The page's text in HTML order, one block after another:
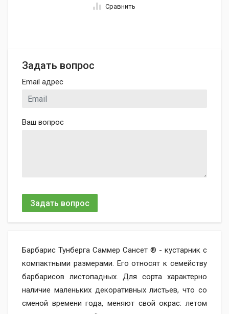
Сравнить
Задать вопрос
Email адрес
Ваш вопрос
Задать вопрос
Барбарис Тунберга Саммер Сансет ® - кустарник с
компактными размерами. Его относят к семейству
барбарисов листопадных. Для сорта характерно
наличие маленьких декоративных листьев, что со
сменой времени года, меняют свой окрас: летом